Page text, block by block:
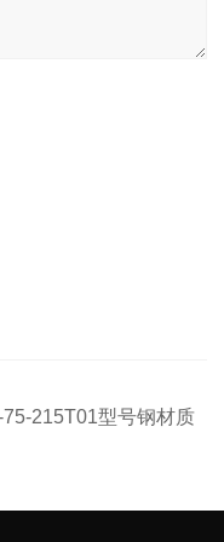
215T01型号钢材质